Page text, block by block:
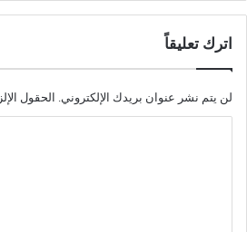
اترك تعليقاً
لن يتم نشر عنوان بريدك الإلكتروني. الحقول